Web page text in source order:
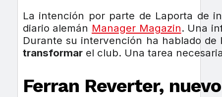
La intención por parte de Laporta de
diario alemán Manager Magazin. Una
Durante su intervención ha hablado de
transformarel club. Una tarea
Ferran Reverter,